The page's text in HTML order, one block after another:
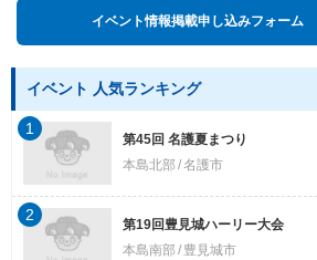
イベント情報掲載申し込みフォーム
イベント 人気ランキング
第45回 名護夏まつり
本島北部 名護市
1
第19回豊見城ハーリー大会
本島南部
豊見城市
2